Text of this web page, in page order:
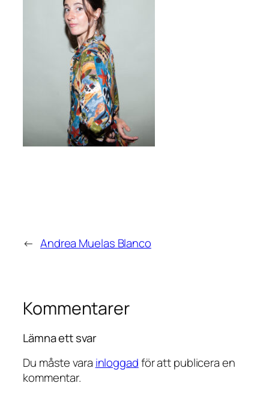
← Andrea Muelas Blanco
Kommentarer
Lämna ett svar
Du måste vara inloggadför att publicera en
kommentar.